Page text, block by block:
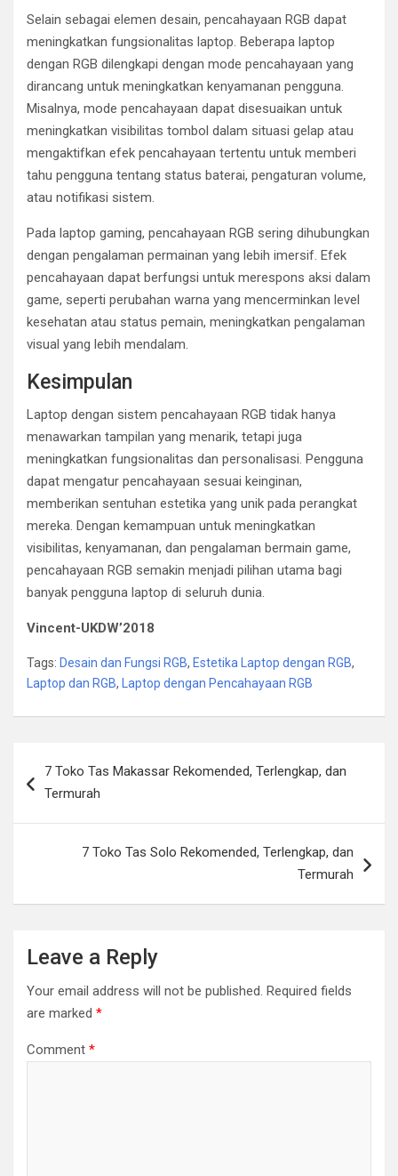
Selain sebagai elemen desain, pencahayaan RGB dapat
meningkatkan fungsionalitas laptop. Beberapa laptop
dengan RGB dilengkapi dengan mode pencahayaan yang
dirancang untuk meningkatkan kenyamanan pengguna.
Misalnya, mode pencahayaan dapat disesuaikan untuk
meningkatkan visibilitas tombol dalam situasi gelap atau
mengaktifkan efek pencahayaan tertentu untuk memberi
tahu pengguna tentang status baterai, pengaturan volume,
atau notifikasi sistem.
Pada laptop gaming, pencahayaan RGB sering dihubungkan
dengan pengalaman permainan yang lebih imersif. Efek
pencahayaan dapat berfungsi untuk merespons aksi dalam
game, seperti perubahan warna yang mencerminkan level
kesehatan atau status pemain, meningkatkan pengalaman
visual yang lebih mendalam.
Kesimpulan
Laptop dengan sistem pencahayaan RGB tidak hanya
menawarkan tampilan yang menarik, tetapi juga
meningkatkan fungsionalitas dan personalisasi. Pengguna
dapat mengatur pencahayaan sesuai keinginan,
memberikan sentuhan estetika yang unik pada perangkat
mereka. Dengan kemampuan untuk meningkatkan
visibilitas, kenyamanan, dan pengalaman bermain game,
pencahayaan RGB semakin menjadi pilihan utama bagi
banyak pengguna laptop di seluruh dunia.
Vincent-UKDW’2018
Tags: Desain dan Fungsi RGB, Estetika Laptop dengan RGB,
Laptop dan RGB, Laptop dengan Pencahayaan RGB
navigation
7 Toko Tas Makassar Rekomended, Terlengkap, dan
Termurah
7 Toko Tas Solo Rekomended, Terlengkap, dan
Termurah
Leave a Reply
Your email address will not be published. Required fields
are marked *
Comment *